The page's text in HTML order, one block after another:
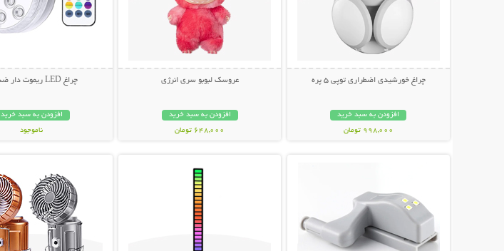
چراغ خورشیدی اضطراری توپی 5 پره
افزودن به سبد خرید
998,000 تومان
عروسک لبوبو سری انرژی
افزودن به سبد خرید
648,000 تومان
چراغ LED ریموت دار ضد آب
افزودن به سبد خرید
ناموجود